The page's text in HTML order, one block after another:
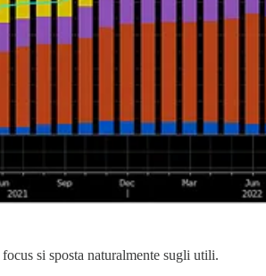
si sposta naturalmente sugli utili.